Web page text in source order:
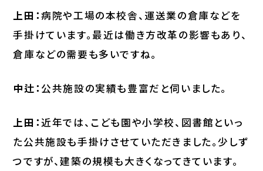
上田：病院や工場の本校舎、運送業の倉庫などを
手掛けています。最近は働き方改革の影響もあり、
倉庫などの需要も多いですね。
中辻： 公共施設の実績も豊富だと伺いました。
上田：近年では、こども園や小学校、図書館といっ
た公共施設も手掛けさせていただきました。少しず
つですが、建築の規模も大きくなってきています。